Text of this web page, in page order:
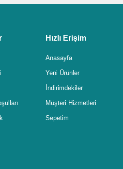
Hızlı Erişim
Anasayfa
Yeni Ürünler
İndirimdekiler
Müşteri Hizmetleri
Sepetim